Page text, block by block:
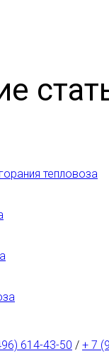
тепловоза
614-43-50 / + 7